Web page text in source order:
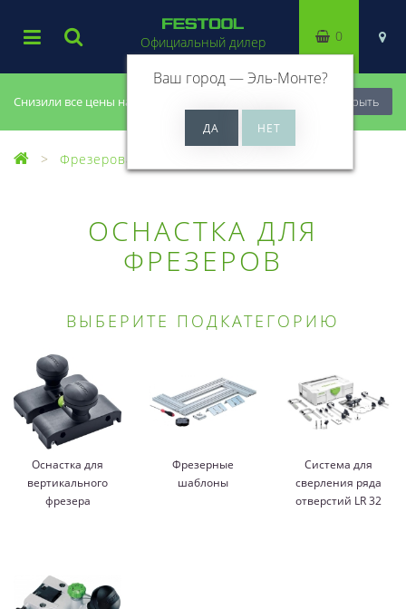
Снизили все цены на 20%, успей купить! Закрыть
Официальный дилер
Ваш город —Эль-Монте?
0
Фрезерование
ОСНАСТКА ДЛЯ
ФРЕЗЕРОВ
ВЫБЕРИТЕ ПОДКАТЕГОРИЮ
Оснастка для
вертикального
фрезера
Фрезерные
шаблоны
Система для
сверления ряда
отверстий LR 32